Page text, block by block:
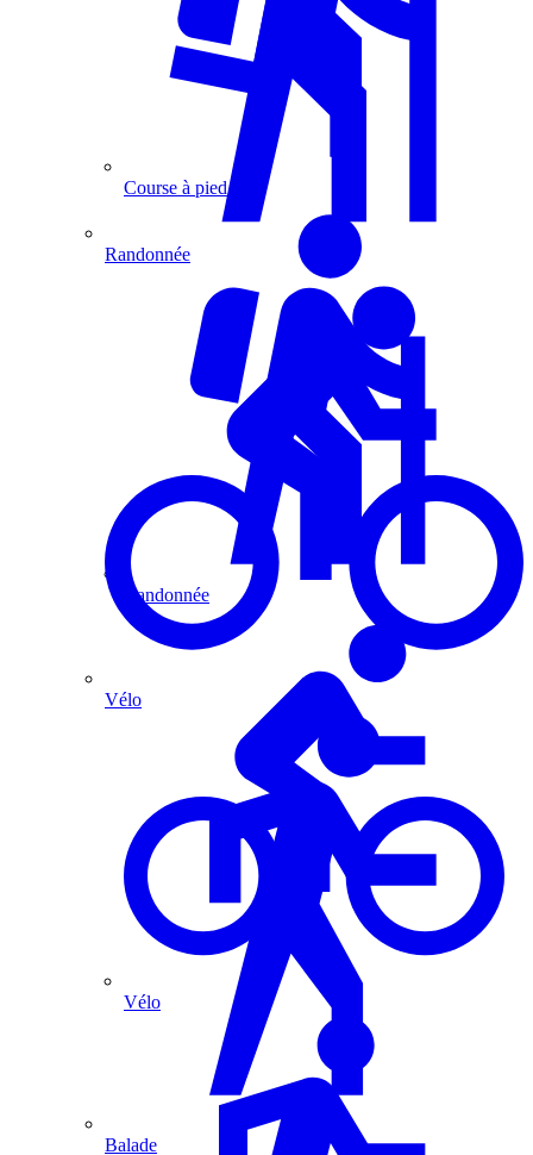
Course à pied
Randonnée
Vélo
Randonnée
Vélo
Balade